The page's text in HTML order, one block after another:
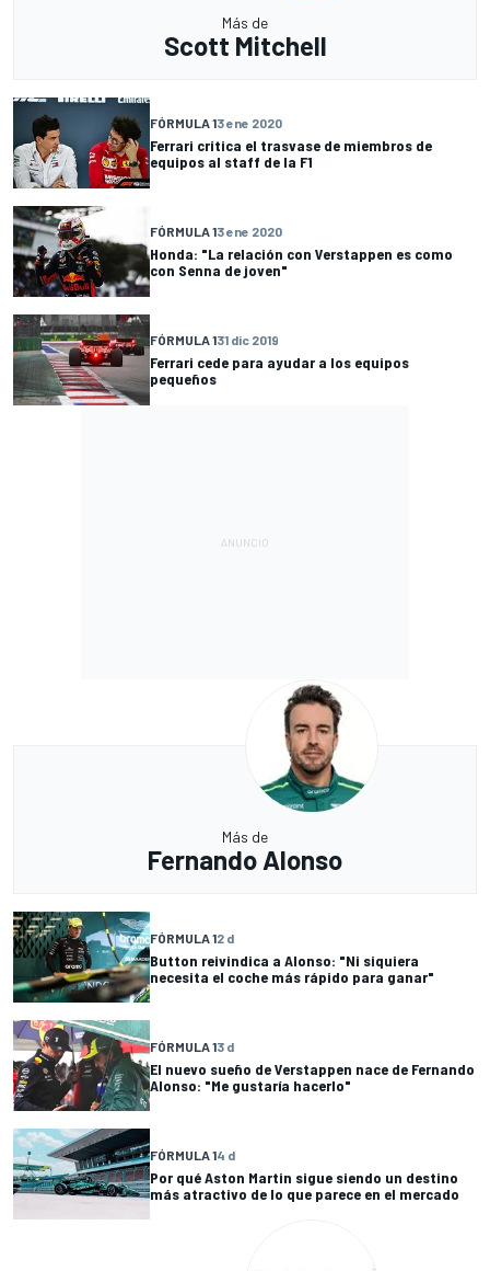
Más de
Scott Mitchell
FÓRMULA 13 ene 2020
Ferrari critica el trasvase de miembros de
equipos al staff de la F1
FÓRMULA 13 ene 2020
Honda: "La relación con Verstappen es como
con Senna de joven"
FÓRMULA 131 dic 2019
Ferrari cede para ayudar a los equipos
pequeños
Más de
Fernando Alonso
FÓRMULA 12 d
Button reivindica a Alonso: "Ni siquiera
necesita el coche más rápido para ganar"
FÓRMULA 13 d
El nuevo sueño de Verstappen nace de Fernando
Alonso: "Me gustaría hacerlo"
FÓRMULA 14 d
Por qué Aston Martin sigue siendo un destino
más atractivo de lo que parece en el mercado